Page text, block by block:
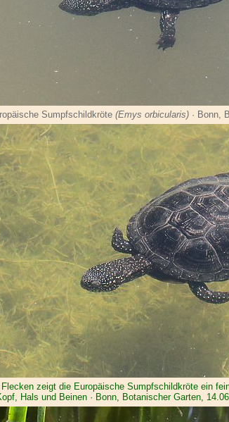
Sumpfschildkröte (Emys orbicularis) · Bonn,
zeigt die Europäische Sumpfschildkröte ein
Hals und Beinen · Bonn, Botanischer Garten,